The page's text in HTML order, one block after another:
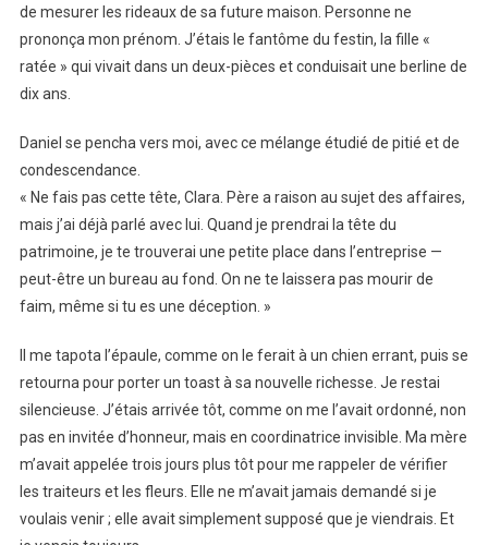
de mesurer les rideaux de sa future maison. Personne ne
prononça mon prénom. J’étais le fantôme du festin, la fille «
ratée » qui vivait dans un deux-pièces et conduisait une berline de
dix ans.
Daniel se pencha vers moi, avec ce mélange étudié de pitié et de
condescendance.
« Ne fais pas cette tête, Clara. Père a raison au sujet des affaires,
mais j’ai déjà parlé avec lui. Quand je prendrai la tête du
patrimoine, je te trouverai une petite place dans l’entreprise —
peut-être un bureau au fond. On ne te laissera pas mourir de
faim, même si tu es une déception. »
Il me tapota l’épaule, comme on le ferait à un chien errant, puis se
retourna pour porter un toast à sa nouvelle richesse. Je restai
silencieuse. J’étais arrivée tôt, comme on me l’avait ordonné, non
pas en invitée d’honneur, mais en coordinatrice invisible. Ma mère
m’avait appelée trois jours plus tôt pour me rappeler de vérifier
les traiteurs et les fleurs. Elle ne m’avait jamais demandé si je
voulais venir ; elle avait simplement supposé que je viendrais. Et